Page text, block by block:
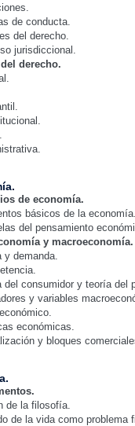
de conducta.
del derecho.
jurisdiccional.
derecho.
de economía.
básicos de la economía.
del pensamiento
y macroeconomía.
y demanda.
del consumidor y teoría del
y variables
económicas.
y bloques
de la filosofía.
de la vida como problema